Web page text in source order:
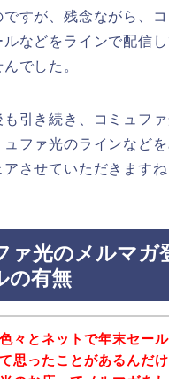
ですが、残念ながら、
ルなどをラインで配信
でした。
も引き続き、コミュフ
ファ光のラインなど
させていただきますね
ァ光のメルマガ
の有無
々とネットで年末セー
思ったことがあるんだけ